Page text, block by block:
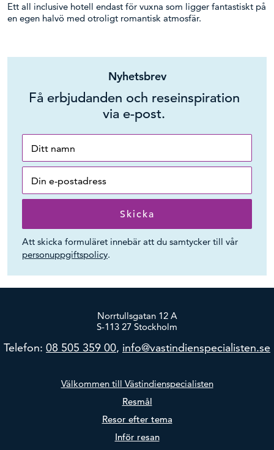
Ett all inclusive hotell endast för vuxna som ligger fantastiskt på
en egen halvö med otroligt romantisk atmosfär.
Nyhetsbrev
Få erbjudanden och reseinspiration
via e-post.
Att skicka formuläret innebär att du samtycker till vår
personuppgiftspolicy.
Norrtullsgatan 12 A
S-113 27 Stockholm
Telefon: 08 505 359 00, info@vastindienspecialisten.se
Välkommen till Västindienspecialisten
Resmål
Resor efter tema
Inför resan